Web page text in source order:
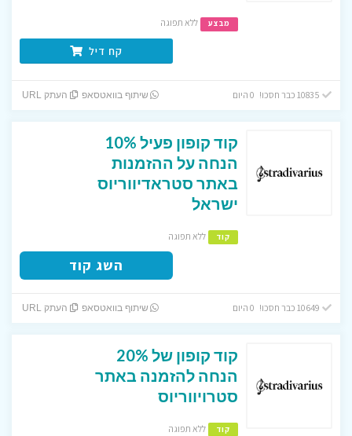
מבצע ללא תפוגה
קח דיל
שיתוף בוואטסאפ העתק URL
קוד קופון פעיל 10%
הנחה על ההזמנות
באתר סטראדיווריוס
ישראל
קוד ללא תפוגה
השג קוד
שיתוף בוואטסאפ העתק URL
קוד קופון של 20%
הנחה להזמנה באתר
סטרויווריוס
קוד ללא תפוגה